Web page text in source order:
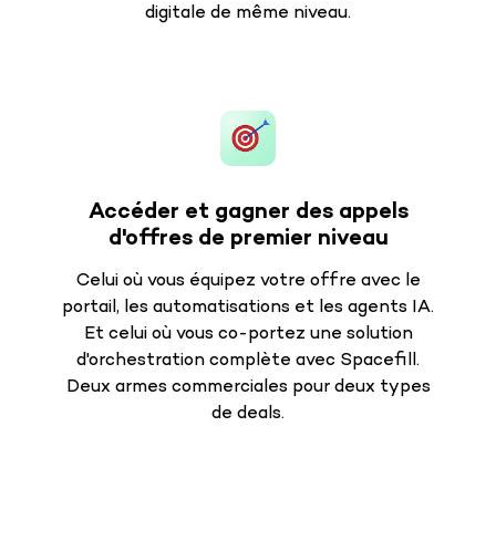
digitale de même niveau.
Accéder et gagner des appels
d'offres de premier niveau
Celui où vous équipez votre offre avec le
portail, les automatisations et les agents IA.
Et celui où vous co-portez une solution
d'orchestration complète avec Spacefill.
Deux armes commerciales pour deux types
de deals.